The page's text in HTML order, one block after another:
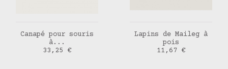
AJOUTER AU PANIER
Canapé pour souris
à...
Prix
33,25 €
AJOUTER AU PANIER
Lapins de Maileg à
pois
Prix
11,67 €